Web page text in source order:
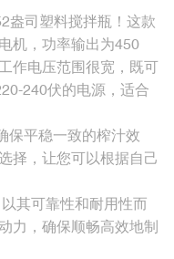
盎司塑料搅拌瓶！这款
机，功率输出为450
作电压范围很宽，既可
240伏的电源，适合
保平稳一致的榨汁效
择，让您可以根据自己
其可靠性和耐用性而
力，确保顺畅高效地制